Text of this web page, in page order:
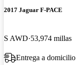
2017 Jaguar F-PACE
S AWD 53,974 millas
Entrega a